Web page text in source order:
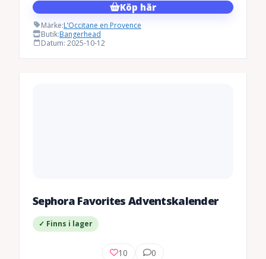
Köp här
Märke:L’Occitane en Provence
Butik:Bangerhead
Datum: 2025-10-12
Sephora Favorites Adventskalender
✓ Finns i lager
10 0